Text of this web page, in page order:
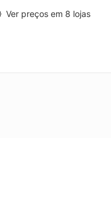
Ver preços em 8 lojas